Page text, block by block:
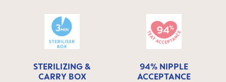
STERILIZING &
CARRY BOX
94% NIPPLE
ACCEPTANCE